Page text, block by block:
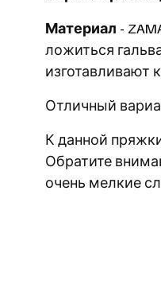
Материал -
ложиться
изготавливают
Отличный
К данной
Обратите
очень мелкие